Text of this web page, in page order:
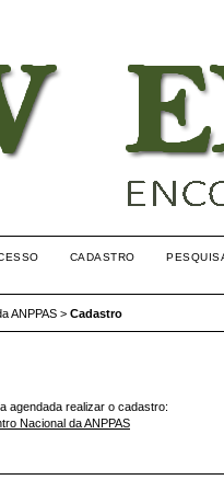
CADASTRO
ANPPAS > Cadastro
agendada realizar o cadastro:
Nacional da ANPPAS